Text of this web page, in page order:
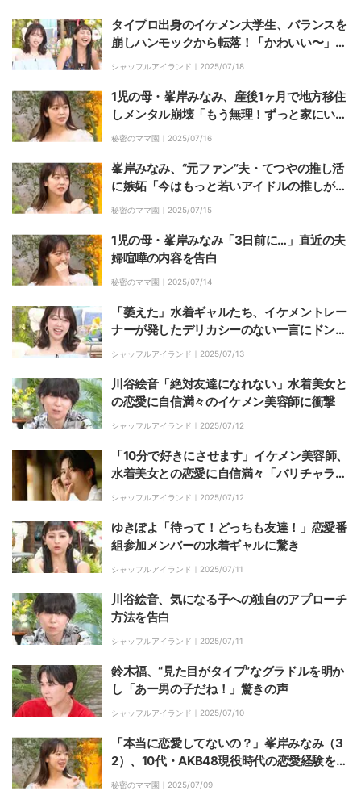
タイプロ出身のイケメン大学生、バランスを
崩しハンモックから転落！「かわいい〜」峯
岸みなみ&ゆきぽよ悶絶
シャッフルアイランド｜ 2025/07/18
1児の母・峯岸みなみ、産後1ヶ月で地方移住
しメンタル崩壊「もう無理！ずっと家にい
て！」夫・てつやに懇願
秘密のママ園｜ 2025/07/16
峯岸みなみ、“元ファン”夫・てつやの推し活
に嫉妬「今はもっと若いアイドルの推しがい
て…」
秘密のママ園｜ 2025/07/15
1児の母・峯岸みなみ「3日前に…」直近の夫
婦喧嘩の内容を告白
秘密のママ園｜ 2025/07/14
「萎えた」水着ギャルたち、イケメントレー
ナーが発したデリカシーのない一言にドン引
き！峯岸みなみも共感
シャッフルアイランド｜ 2025/07/13
川谷絵音「絶対友達になれない」水着美女と
の恋愛に自信満々のイケメン美容師に衝撃
シャッフルアイランド｜ 2025/07/12
「10分で好きにさせます」イケメン美容師、
水着美女との恋愛に自信満々「バリチャラい
ぞ」ニューヨーク屋敷も衝撃
シャッフルアイランド｜ 2025/07/12
ゆきぽよ「待って！どっちも友達！」恋愛番
組参加メンバーの水着ギャルに驚き
シャッフルアイランド｜ 2025/07/11
川谷絵音、気になる子への独自のアプローチ
方法を告白
シャッフルアイランド｜ 2025/07/11
鈴木福、“見た目がタイプ”なグラドルを明か
し「あー男の子だね！」驚きの声
シャッフルアイランド｜ 2025/07/10
「本当に恋愛してないの？」峯岸みなみ（3
2）、10代・AKB48現役時代の恋愛経験を聞
かれ苦笑「まぁまぁ」
秘密のママ園｜ 2025/07/09